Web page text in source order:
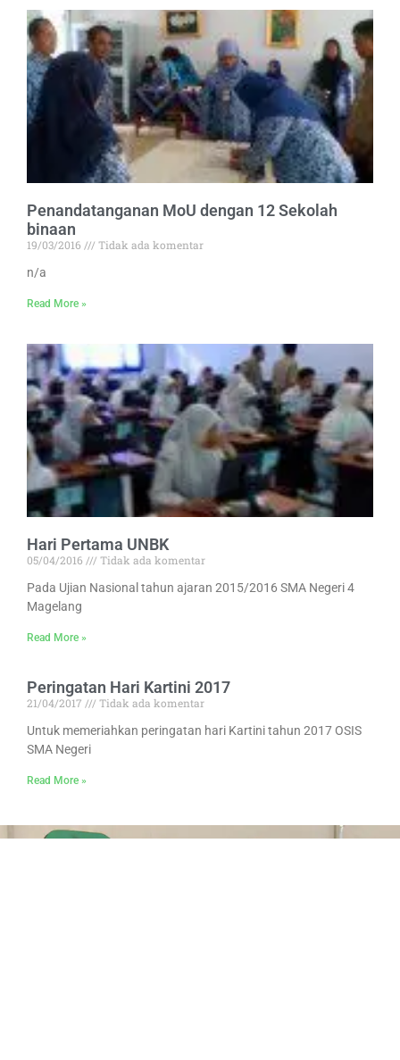
Penandatanganan MoU dengan 12 Sekolah
binaan
19/03/2016
Tidak ada komentar
n/a
Read More »
Hari Pertama UNBK
05/04/2016
Tidak ada komentar
Pada Ujian Nasional tahun ajaran 2015/2016 SMA Negeri 4
Magelang
Read More »
Peringatan Hari Kartini 2017
21/04/2017
Tidak ada komentar
Untuk memeriahkan peringatan hari Kartini tahun 2017 OSIS
SMA Negeri
Read More »